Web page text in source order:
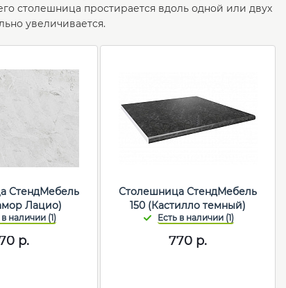
столешница простирается вдоль одной или двух
увеличивается.
СтендМебель
Лацио)
р.
Столешница СтендМебель
150 (Кастилло темный)
770 р.